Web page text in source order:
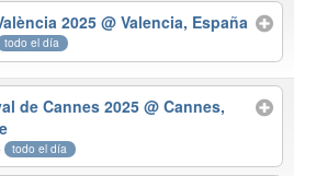
2025@ Valencia, España
todo el día
de Cannes 2025@ Cannes,
todo el día